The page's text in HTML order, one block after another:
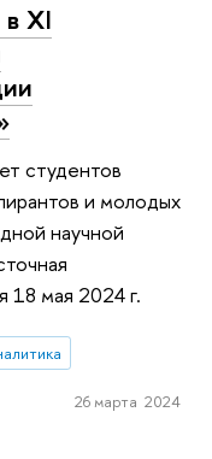
XI
студентов
и молодых
научной
18 мая 2024 г.
26 марта 2024